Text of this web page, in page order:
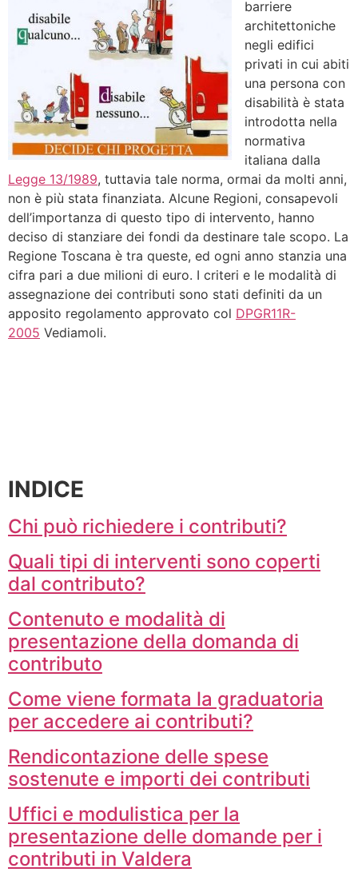
barriere
architettoniche
negli edifici
privati in cui abiti
una persona con
disabilità è stata
introdotta nella
normativa
italiana dalla
Legge 13/1989, tuttavia tale norma, ormai da molti anni,
non è più stata finanziata. Alcune Regioni, consapevoli
dell’importanza di questo tipo di intervento, hanno
deciso di stanziare dei fondi da destinare tale scopo. La
Regione Toscana è tra queste, ed ogni anno stanzia una
cifra pari a due milioni di euro. I criteri e le modalità di
assegnazione dei contributi sono stati definiti da un
apposito regolamento approvato col DPGR11R-
2005 Vediamoli.
INDICE
Chi può richiedere i contributi?
Quali tipi di interventi sono coperti
dal contributo?
Contenuto e modalità di
presentazione della domanda di
contributo
Come viene formata la graduatoria
per accedere ai contributi?
Rendicontazione delle spese
sostenute e importi dei contributi
Uffici e modulistica per la
presentazione delle domande per i
contributi in Valdera